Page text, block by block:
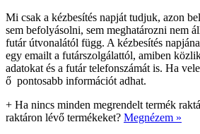
Mi csak a kézbesítés napját tudjuk, azon
sem befolyásolni, sem meghatározni nem
futár útvonalától függ. A kézbesítés
egy emailt a futárszolgálattól, amiben
adatokat és a futár telefonszámát is. Ha
ő pontosabb információt adhat.
+ Ha nincs minden megrendelt termék
raktáron lévő termékeket? Megnézem »